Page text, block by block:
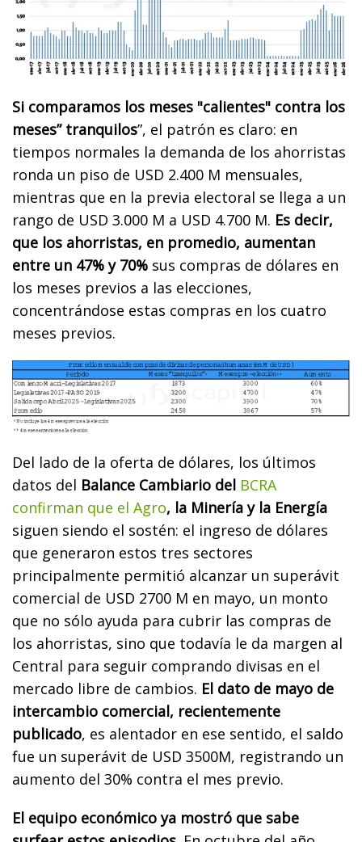
Si comparamos los meses "calientes" contra los
meses” tranquilos”, el patrón es claro: en
tiempos normales la demanda de los ahorristas
ronda un piso de USD 2.400 M mensuales,
mientras que en la previa electoral se llega a un
rango de USD 3.000 M a USD 4.700 M. Es decir,
que los ahorristas, en promedio, aumentan
entre un 47% y 70% sus compras de dólares en
los meses previos a las elecciones,
concentrándose estas compras en los cuatro
meses previos.
Del lado de la oferta de dólares, los últimos
datos del Balance Cambiario del BCRA
confirman que el Agro, la Minería y la Energía
siguen siendo el sostén: el ingreso de dólares
que generaron estos tres sectores
principalmente permitió alcanzar un superávit
comercial de USD 2700 M en mayo, un monto
que no sólo ayuda para cubrir las compras de
los ahorristas, sino que todavía le da margen al
Central para seguir comprando divisas en el
mercado libre de cambios. El dato de mayo de
intercambio comercial, recientemente
publicado, es alentador en ese sentido, el saldo
fue un superávit de USD 3500M, registrando un
aumento del 30% contra el mes previo.
El equipo económico ya mostró que sabe